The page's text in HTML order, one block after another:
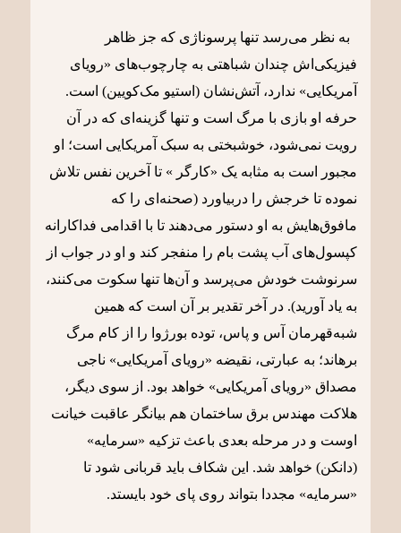
به نظر می‌رسد تنها پرسوناژی که جز ظاهر
فیزیکی‌اش چندان شباهتی به چارچوب‌های «رویای
آمریکایی» ندارد، آتش‌نشان (استیو مک‌کویین) است.
حرفه او بازی با مرگ است و تنها گزینه‌ای که در آن
رویت نمی‌شود، خوشبختی به سبک آمریکایی است؛ او
مجبور است به مثابه یک «کارگر » تا آخرین نفس تلاش
نموده تا خرجش را دربیاورد (صحنه‌ای را که
مافوق‌هایش به او دستور می‌دهند تا با اقدامی فداکارانه
کپسول‌های آب پشت بام را منفجر کند و او در جواب از
سرنوشت خودش می‌پرسد و آن‌ها تنها سکوت می‌کنند،
به یاد آورید). در آخر تقدیر بر آن است که همین
شبه‌قهرمان آس و پاس، توده بورژوا را از کام مرگ
برهاند؛ به عبارتی، نقیضه «رویای آمریکایی» ناجی
مصداق «رویای آمریکایی» خواهد بود. از سوی دیگر،
هلاکت مهندس برق ساختمان هم بیانگر عاقبت خیانت
اوست و در مرحله‌ بعدی باعث تزکیه «سرمایه»
(دانکن) خواهد شد. این شکاف باید قربانی شود تا
«سرمایه» مجددا بتواند روی پای خود بایستد.